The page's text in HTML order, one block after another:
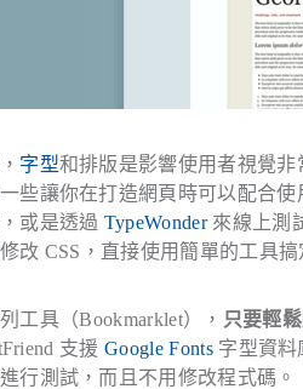
字型和排版是影響使用者視覺
些讓你在打造網頁時可以配合
或是透過 TypeWonder來線上測
改 CSS，直接使用簡單的工具搞
工具（Bookmarklet）， 只要輕
支援Google Fonts字型資料
行測試，而且不用修改程式碼。